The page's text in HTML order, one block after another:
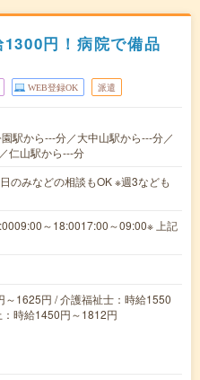
1300円！病院で備品
WEB登録OK 派遣
駅から---分／大中山駅から---分／
仁山駅から---分
のみなどの相談もOK ※週3なども
～18:0017:00～09:00※ 上記
1625円 / 介護福祉士：時給1550
時給1450円～1812円